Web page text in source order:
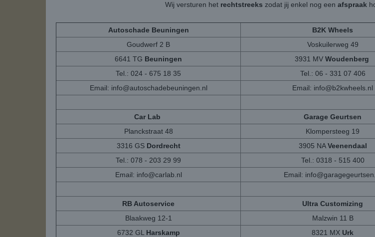
Wij versturen het rechtstreeks zodat jij enkel nog een afspraak
Autoschade Beuningen B2K Wheels
Goudwerf 2 B
Voskuilerweg 49
6641 TG Beuningen 3931 MV Woudenberg
Tel.: 024 - 675 18 35
Tel.: 06 - 331 07 406
Email: info@autoschadebeuningen.nl Email: info@b2kwheels.nl
Car Lab Garage Geurtsen
Planckstraat 48
Klompersteeg 19
3316 GS Dordrecht 3905 NAVeenendaal
Tel.: 078 - 203 29 99
Tel.: 0318 - 515 400
Email: info@carlab.nl Email:
RB Autoservice Ultra Customizing
Blaakweg 12-1
Malzwin 11 B
6732 GL Harskamp 8321 MX Urk